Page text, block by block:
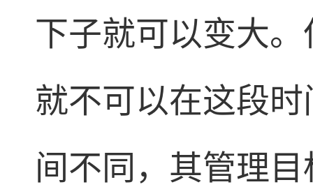
下子就可以变大
就不可以在这段
间不同，其管理